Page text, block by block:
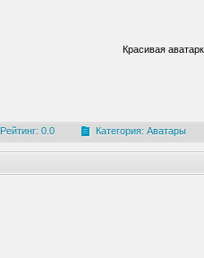
Красивая
Рейтинг: 0.0 Категория: Аватары